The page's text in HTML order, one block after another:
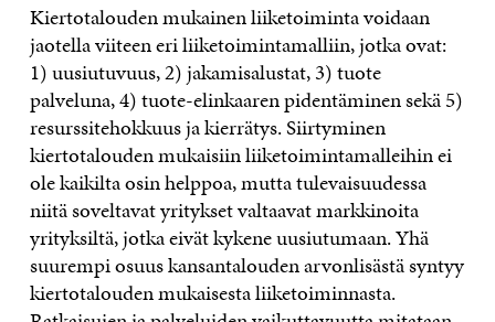
Kiertotalouden mukainen liiketoiminta voidaan
jaotella viiteen eri liiketoimintamalliin, jotka ovat:
1) uusiutuvuus, 2) jakamisalustat, 3) tuote
palveluna, 4) tuote-elinkaaren pidentäminen sekä 5)
resurssitehokkuus ja kierrätys. Siirtyminen
kiertotalouden mukaisiin liiketoimintamalleihin ei
ole kaikilta osin helppoa, mutta tulevaisuudessa
niitä soveltavat yritykset valtaavat markkinoita
yrityksiltä, jotka eivät kykene uusiutumaan. Yhä
suurempi osuus kansantalouden arvonlisästä syntyy
kiertotalouden mukaisesta liiketoiminnasta.